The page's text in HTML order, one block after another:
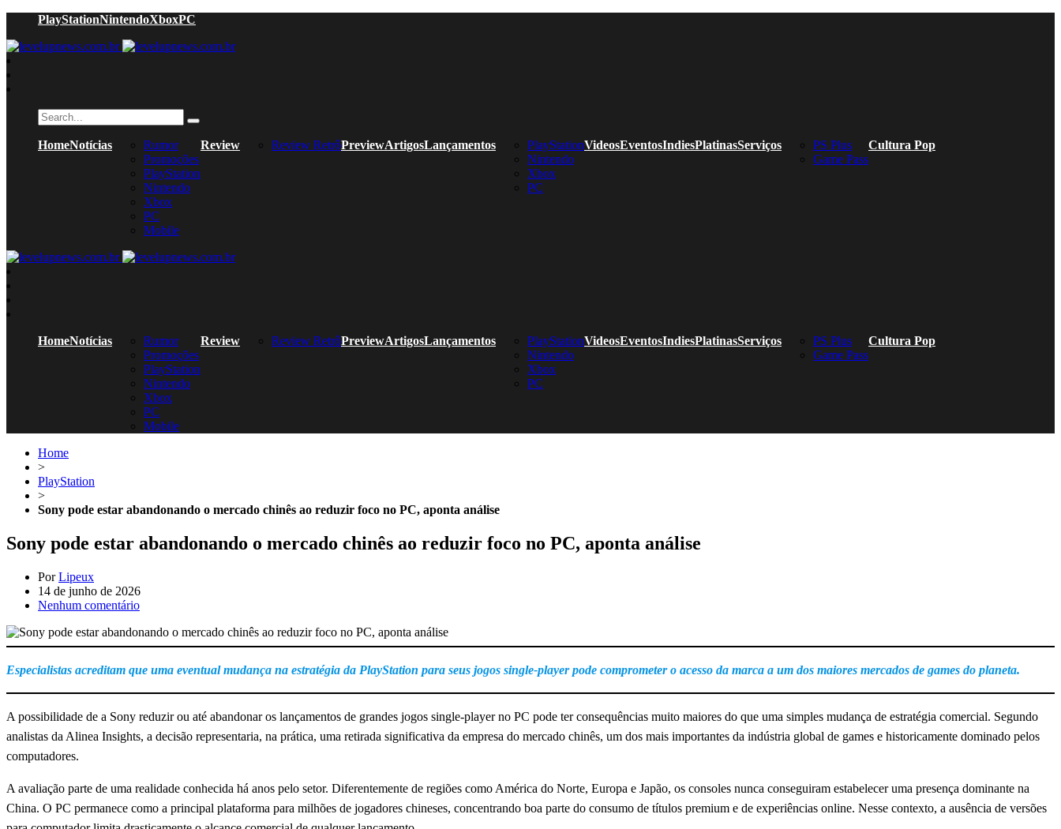
PlayStationNintendoXboxPC
HomeNotícias
Rumor
Promoções
PlayStation
Nintendo
Xbox
PC
Mobile
Review Review RetrôPreviewArtigosLançamentos
PlayStation
Nintendo
Xbox
PC
VideosEventosIndiesPlatinasServiços
PS Plus
Game Pass
Cultura Pop
HomeNotícias
Rumor
Promoções
PlayStation
Nintendo
Xbox
PC
Mobile
Review Review RetrôPreviewArtigosLançamentos
PlayStation
Nintendo
Xbox
PC
VideosEventosIndiesPlatinasServiços
PS Plus
Game Pass
Cultura Pop
Home
>
PlayStation
>
Sony pode estar abandonando o mercado chinês ao reduzir foco no PC, aponta análise
Sony pode estar abandonando o mercado chinês ao reduzir foco no PC, aponta análise
PorLipeux
14 de junho de 2026
Nenhum comentário
Especialistas acreditam que uma eventual mudança na estratégia da PlayStation para seus jogos single-player pode comprometer o acesso da marca a um dos maiores mercados de games do planeta.
A possibilidade de a Sony reduzir ou até abandonar os lançamentos de grandes jogos single-player no PC pode ter consequências muito maiores do que uma simples mudança de estratégia comercial. Segundo
analistas da Alinea Insights, a decisão representaria, na prática, uma retirada significativa da empresa do mercado chinês, um dos mais importantes da indústria global de games e historicamente dominado pelos
computadores.
A avaliação parte de uma realidade conhecida há anos pelo setor. Diferentemente de regiões como América do Norte, Europa e Japão, os consoles nunca conseguiram estabelecer uma presença dominante na
China. O PC permanece como a principal plataforma para milhões de jogadores chineses, concentrando boa parte do consumo de títulos premium e de experiências online. Nesse contexto, a ausência de versões